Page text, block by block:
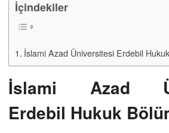
İçindekiler
İslami Azad Üniversitesi Erdebil
İslami Azad
Erdebil Hukuk